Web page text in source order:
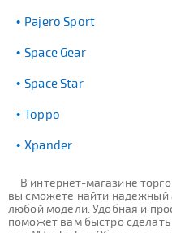
Pajero Sport
Space Gear
Space Star
Toppo
Xpander
В интернет-магазине
вы сможете найти надежный
любой модели. Удобная и
поможет вам быстро